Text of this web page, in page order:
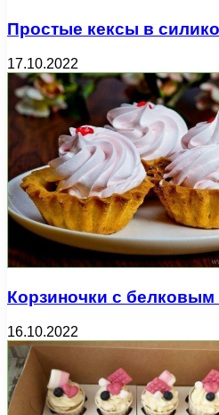
Простые кексы в
17.10.2022
Корзиночки с
16.10.2022